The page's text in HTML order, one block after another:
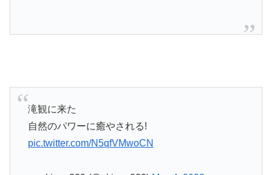
滝観に来た
自然のパワーに癒やされる!
pic.twitter.com/N5qfVMwoCN